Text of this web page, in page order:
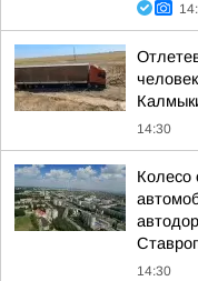
14:30
Колесо
14:30